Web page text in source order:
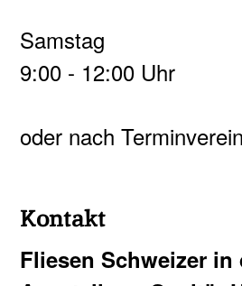
Samstag
9:00 - 12:00 Uhr
oder nach
Kontakt
Fliesen Schweizer in